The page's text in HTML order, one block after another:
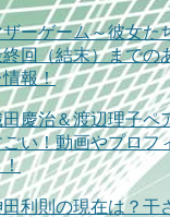
ザーゲーム～彼女た
終回（結末）までの
情報！
田慶治＆渡辺理子ペ
ごい！動画やプロフ
！
田利則の現在は？干